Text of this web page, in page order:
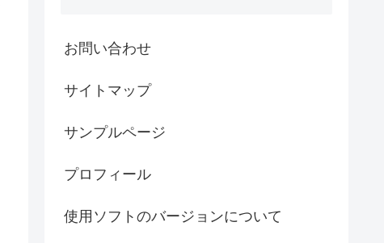
お問い合わせ
サイトマップ
サンプルページ
プロフィール
使用ソフトのバージョンについて